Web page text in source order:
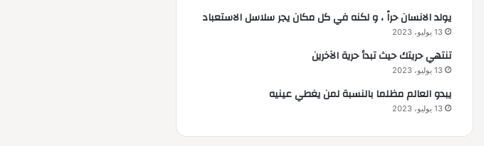
يولد الانسان حراً ، و لكنه في كل مكان يجر سلاسل الاستعباد
13 يوليو، 2023
تنتهي حريتك حيث تبدأ حرية الآخرين
13 يوليو، 2023
يبدو العالم مظلما بالنسبة لمن يغطي عينيه
13 يوليو، 2023